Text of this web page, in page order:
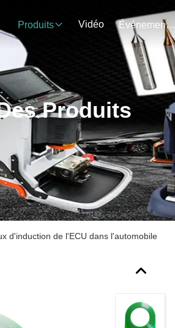
Produits Vidéo Événements
Produits
d'induction de l'ECU dans l'automobile